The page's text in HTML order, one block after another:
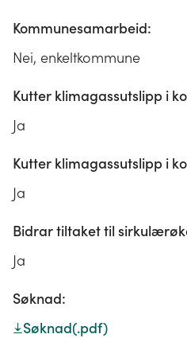
Kommunesamarbeid:
Nei, enkeltkommune
Kutter klimagassutslipp i
Ja
Kutter klimagassutslipp i
Ja
Bidrar tiltaket til
Ja
Søknad:
Søknad(.pdf)